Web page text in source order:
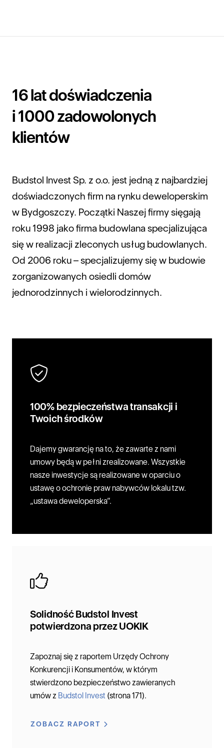
16 lat doświadczenia
i 1000 zadowolonych
klientów
Budstol Invest Sp. z o.o. jest jedną z najbardziej
doświadczonych firm na rynku deweloperskim
w Bydgoszczy. Początki Naszej firmy sięgają
roku 1998 jako firma budowlana specjalizująca
się w realizacji zleconych usług budowlanych.
Od 2006 roku – specjalizujemy się w budowie
zorganizowanych osiedli domów
jednorodzinnych i wielorodzinnych.
100% bezpieczeństwa transakcji i
Twoich środków
Dajemy gwarancję na to, że zawarte z nami
umowy będą w pełni zrealizowane. Wszystkie
nasze inwestycje są realizowane w oparciu o
ustawę o ochronie praw nabywców lokalu tzw.
„ustawa deweloperska”.
Solidność Budstol Invest
potwierdzona przez UOKIK
Zapoznaj się z raportem Urzędy Ochrony
Konkurencji i Konsumentów, w którym
stwierdzono bezpieczeństwo zawieranych
umów z Budstol Invest (strona 171).
ZOBACZ RAPORT